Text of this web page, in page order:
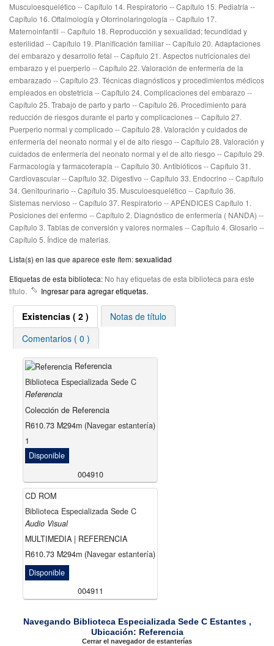
Musculoesquelético -- Capítulo 14. Respiratorio -- Capítulo 15. Pediatría --
Capítulo 16. Oftalmología y Otorrinolaringología -- Capítulo 17.
Maternoinfantil -- Capítulo 18. Reproducción y sexualidad; fecundidad y
esterilidad -- Capítulo 19. Planificación familiar -- Capítulo 20. Adaptaciones
del embarazo y desarrollo fetal -- Capítulo 21. Aspectos nutricionales del
embarazo y el puerperio -- Capítulo 22. Valoración de enfermería de la
embarazado -- Capítulo 23. Técnicas diagnósticos y procedimientos médicos
empleados en obstetricia -- Capítulo 24. Complicaciones del embarazo --
Capítulo 25. Trabajo de parto y parto -- Capítulo 26. Procedimiento para
reducción de riesgos durante el parto y complicaciones -- Capítulo 27.
Puerperio normal y complicado -- Capítulo 28. Valoración y cuidados de
enfermería del neonato normal y el de alto riesgo -- Capítulo 28. Valoración y
cuidados de enfermería del neonato normal y el de alto riesgo -- Capítulo 29.
Farmacología y farmacoterapía -- Capítulo 30. Antibióticos -- Capítulo 31.
Cardiovascular -- Capítulo 32. Digestivo -- Capítulo 33. Endocrino -- Capítulo
34. Genitourinario -- Capítulo 35. Musculoesquelético -- Capítulo 36.
Sistemas nervioso -- Capítulo 37. Respiratorio -- APÉNDICES Capítulo 1.
Posiciones del enfermo -- Capítulo 2. Diagnóstico de enfermería ( NANDA) --
Capítulo 3. Tablas de conversión y valores normales -- Capítulo 4. Glosario --
Capítulo 5. Índice de materias.
Lista(s) en las que aparece este ítem:sexualidad
Etiquetas de esta biblioteca: No hay etiquetas de esta biblioteca para este
título.
Ingresar para agregar etiquetas.
Existencias( 2 )
Notas de título
Comentarios ( 0 )
Referencia
Biblioteca Especializada Sede C
Referencia
Colección de Referencia
R610.73 M294m (Navegar estantería)
1
Disponible
004910
CD ROM
Biblioteca Especializada Sede C
Audio Visual
MULTIMEDIA | REFERENCIA
R610.73 M294m (Navegar estantería)
Disponible
004911
Navegando Biblioteca Especializada Sede C Estantes ,
Ubicación: Referencia
Cerrar el navegador de estanterías